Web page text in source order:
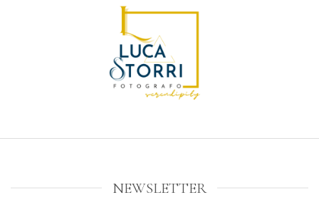
NEWSLETTER